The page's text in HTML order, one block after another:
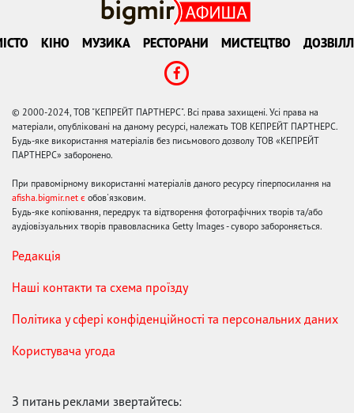
КІНО МУЗИКА РЕСТОРАНИ МИСТЕЦТВО
© 2000-2024, ТОВ "КЕПРЕЙТ ПАРТНЕРС". Всі права захищені. Усі права на
матеріали, опубліковані на даному ресурсі, належать ТОВ КЕПРЕЙТ ПАРТНЕРС.
Будь-яке використання матеріалів без письмового дозволу ТОВ «КЕПРЕЙТ
ПАРТНЕРС» заборонено.
При правомірному використанні матеріалів даного ресурсу гіперпосилання на
afisha.bigmir.net є обов'язковим.
Будь-яке копіювання, передрук та відтворення фотографічних творів та/або
аудіовізуальних творів правовласника Getty Images - суворо забороняється.
Редакція
Наші контакти та схема проїзду
Політика у сфері конфіденційності та персональних даних
Користувача угода
З питань реклами звертайтесь: